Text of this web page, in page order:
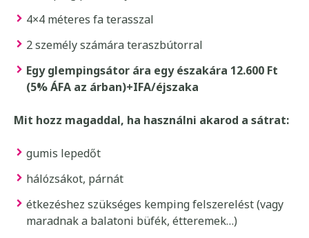
4×4 méteres fa terasszal
2 személy számára teraszbútorral
Egy glempingsátor ára egy északára 12.600 Ft
(5% ÁFA az árban)+IFA/éjszaka
Mit hozz magaddal, ha használni akarod a sátrat:
gumis lepedőt
hálózsákot, párnát
étkezéshez szükséges kemping felszerelést (vagy
maradnak a balatoni büfék, étteremek…)